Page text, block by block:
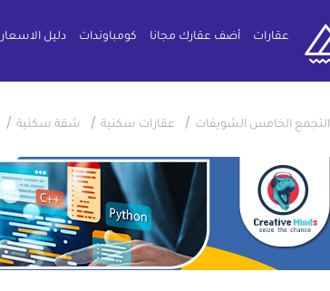
عقارات أضف عقارك مجانا كومباوندات دليل الاسعار
التجمع الخامس الشويفات / عقارات سكنية / شقة سكنية /